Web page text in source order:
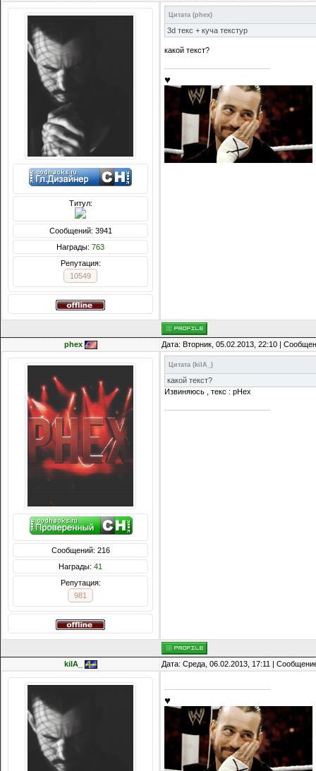
Титул:
Сообщений: 3941
Награды: 763
Репутация:
10549
Цитата (phex)
3d текс + куча текстур
какой текст?
♥
phex Дата: Вторник, 05.02.2013, 22:10 |
Сообщений: 216
Награды: 41
Репутация:
981
Цитата ( kiIA_ )
какой текст?
Извиняюсь , текс : pHex
kiIA_ Дата: Среда, 06.02.2013, 17:11 |
♥